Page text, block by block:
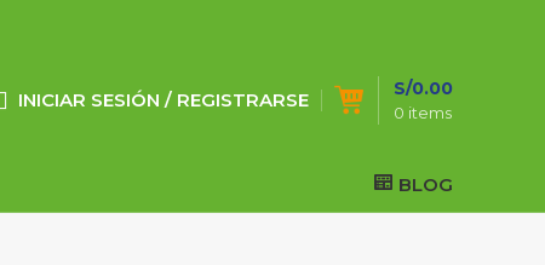
INICIAR SESIÓN / REGISTRARSE
0 items
S/0.00
BLOG